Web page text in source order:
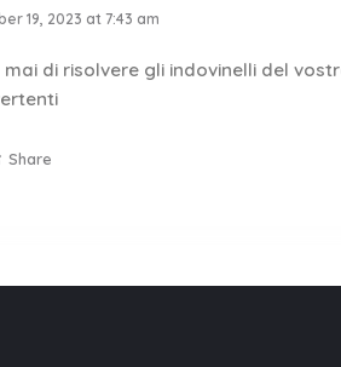
19, 2023 at 7:43 am
di risolvere gli indovinelli del
Share